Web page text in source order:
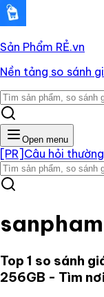
Sản Phẩm RẺ.vn
Nền tảng so sánh
Open menu
[PR] Câu hỏi
Top 1 so sánh
256GB - Tìm